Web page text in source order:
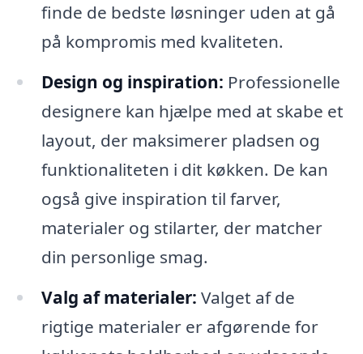
finde de bedste løsninger uden at gå
på kompromis med kvaliteten.
Design og inspiration: Professionelle
designere kan hjælpe med at skabe et
layout, der maksimerer pladsen og
funktionaliteten i dit køkken. De kan
også give inspiration til farver,
materialer og stilarter, der matcher
din personlige smag.
Valg af materialer: Valget af de
rigtige materialer er afgørende for